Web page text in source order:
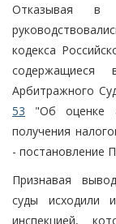
Отказывая в
кодекса
содержащиеся
Арбитражного
53 "Об оценке
получения
- постановление
Признавая
суды исходили
инспекцией,